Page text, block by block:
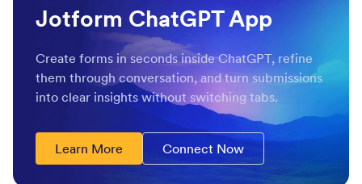
Jotform ChatGPT App
Create forms in seconds inside ChatGPT, refine
them through conversation, and turn submissions
into clear insights without switching tabs.
Learn More Connect Now